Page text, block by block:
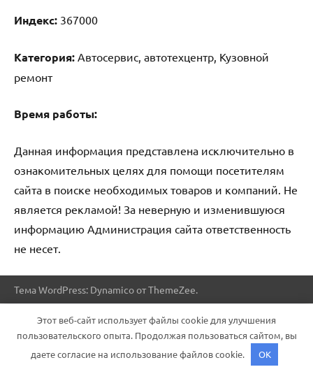
Индекс: 367000
Категория: Автосервис, автотехцентр, Кузовной
ремонт
Время работы:
Данная информация представлена исключительно в
ознакомительных целях для помощи посетителям
сайта в поиске необходимых товаров и компаний. Не
является рекламой! За неверную и изменившуюся
информацию Администрация сайта ответственность
не несет.
Тема WordPress: Dynamico от ThemeZee.
Этот веб-сайт использует файлы cookie для улучшения
пользовательского опыта. Продолжая пользоваться сайтом, вы
даете согласие на использование файлов cookie.
OK